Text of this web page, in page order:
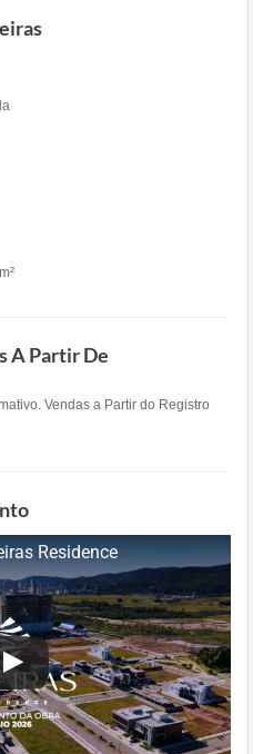
A Partir De
Vendas a Partir do Registro
Residence